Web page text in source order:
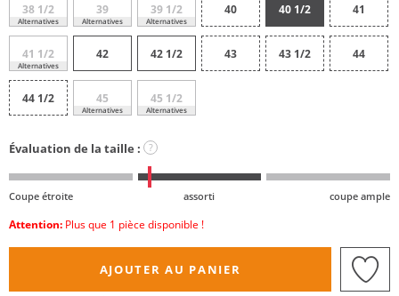
38 1/2
Alternatives
39
Alternatives
39 1/2
Alternatives
40 40 1/2 41
41 1/2
Alternatives
42 42 1/2 43 43 1/2 44
44 1/2 45
Alternatives
45 1/2
Alternatives
Évaluation de la taille : ?
Coupe étroite assorti coupe ample
Attention: Plus que 1 pièce disponible !
AJOUTER AU PANIER